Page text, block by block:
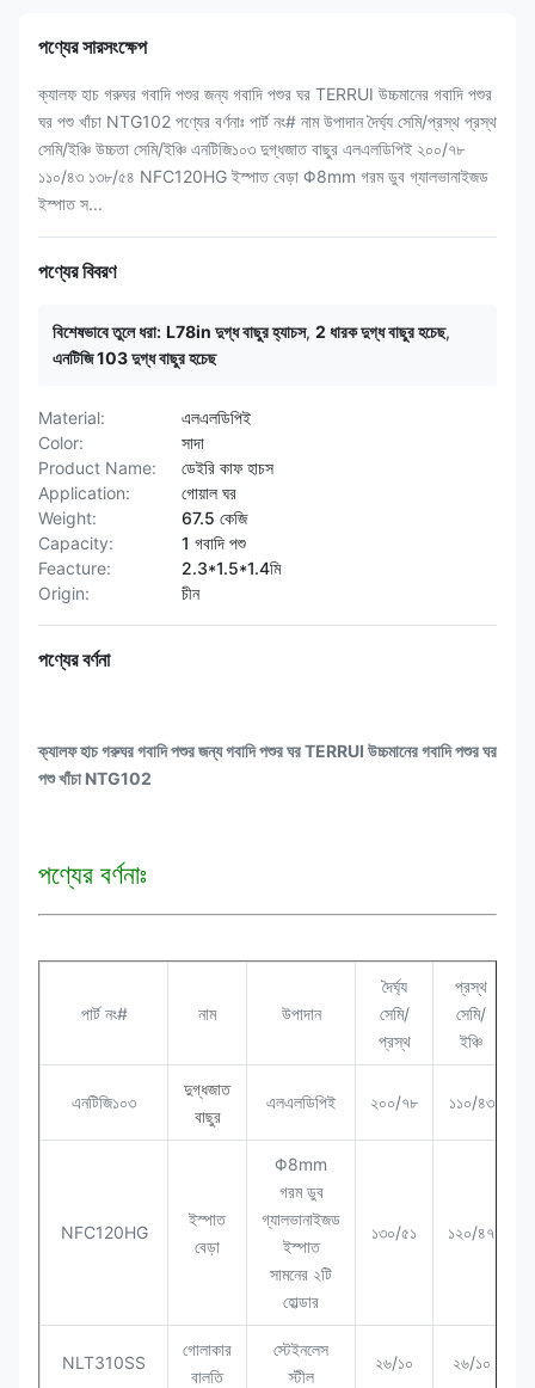
পণ্যের সারসংক্ষেপ
ক্যালফ হাচ গরুঘর গবাদি পশুর জন্য গবাদি পশুর ঘর TERRUI উচ্চমানের গবাদি পশুর
ঘর পশু খাঁচা NTG102 পণ্যের বর্ণনাঃ পার্ট নং# নাম উপাদান দৈর্ঘ্য সেমি/প্রস্থ প্রস্থ
সেমি/ইঞ্চি উচ্চতা সেমি/ইঞ্চি এনটিজি১০৩ দুগ্ধজাত বাছুর এলএলডিপিই ২০০/৭৮
১১০/৪৩ ১৩৮/৫৪ NFC120HG ইস্পাত বেড়া Φ8mm গরম ডুব গ্যালভানাইজড
ইস্পাত স...
পণ্যের বিবরণ
বিশেষভাবে তুলে ধরা: L78in দুগ্ধ বাছুর হ্যাচস, 2 ধারক দুগ্ধ বাছুর হচেছ,
এনটিজি 103 দুগ্ধ বাছুর হচেছ
Material:
এলএলডিপিই
Color:
সাদা
Product Name:
ডেইরি কাফ হাচস
Application:
গোয়াল ঘর
Weight:
67.5 কেজি
Capacity:
1 গবাদি পশু
Feacture:
2.3*1.5*1.4মি
Origin:
চীন
পণ্যের বর্ণনা
ক্যালফ হাচ গরুঘর গবাদি পশুর জন্য গবাদি পশুর ঘর TERRUI উচ্চমানের গবাদি পশুর ঘর
পশু খাঁচা NTG102
পণ্যের বর্ণনাঃ
পার্ট নং# নাম উপাদান
দৈর্ঘ্য
সেমি/
প্রস্থ
প্রস্থ
সেমি/
ইঞ্চি
এনটিজি১০৩
দুগ্ধজাত
বাছুর
এলএলডিপিই ২০০/৭৮ ১১০/৪৩
NFC120HG
ইস্পাত
বেড়া
Φ8mm
গরম ডুব
গ্যালভানাইজড
ইস্পাত
সামনের ২টি
হোল্ডার
১৩০/৫১ ১২০/৪৭
NLT310SS
গোলাকার
বালতি
স্টেইনলেস
স্টীল
২৬/১০ ২৬/১০